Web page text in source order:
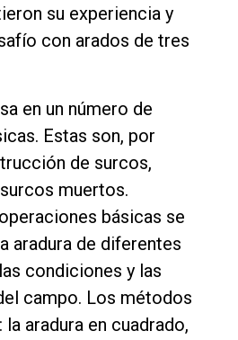
su experiencia y
con arados de tres
en un número de
Estas son, por
de surcos,
muertos.
básicas se
aradura de diferentes
condiciones y las
campo. Los métodos
aradura en cuadrado,